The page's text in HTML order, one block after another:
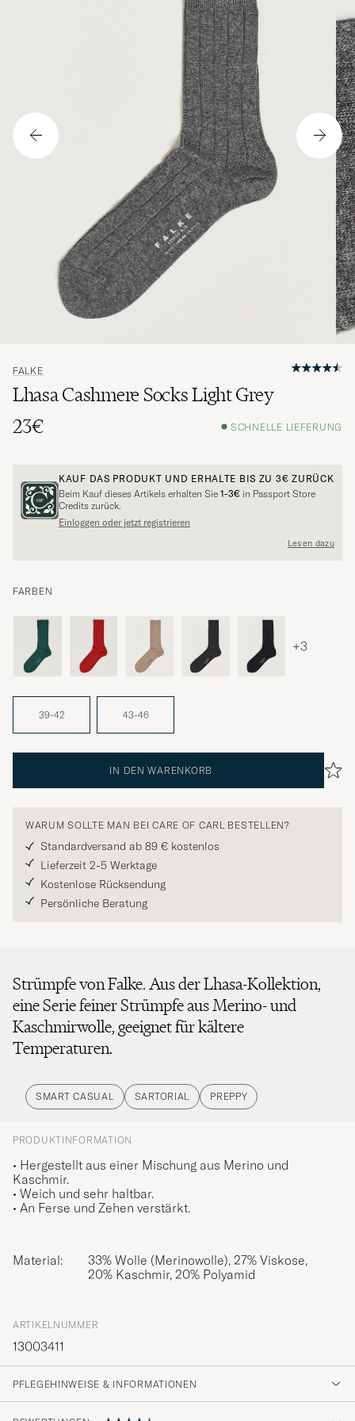
FALKE
Lhasa Cashmere Socks Light Grey
23€
SCHNELLE LIEFERUNG
KAUF DAS PRODUKT UND ERHALTE BIS ZU 3€ ZURÜCK
Beim Kauf dieses Artikels erhalten Sie 1-3€ in Passport Store
Credits zurück.
Einloggen oder jetzt registrieren
Lesen dazu
FARBEN
+3
39-42 43-46
IN DEN WARENKORB
WARUM SOLLTE MAN BEI CARE OF CARL BESTELLEN?
Standardversand ab 89 € kostenlos
Lieferzeit 2-5 Werktage
Kostenlose Rücksendung
Persönliche Beratung
Strümpfe von Falke. Aus der Lhasa-Kollektion,
eine Serie feiner Strümpfe aus Merino- und
Kaschmirwolle, geeignet für kältere
Temperaturen.
SMART CASUAL SARTORIAL PREPPY
PRODUKTINFORMATION
• Hergestellt aus einer Mischung aus Merino und
Kaschmir.
• Weich und sehr haltbar.
• An Ferse und Zehen verstärkt.
Material:
33% Wolle (Merinowolle), 27% Viskose,
20% Kaschmir, 20% Polyamid
ARTIKELNUMMER
13003411
PFLEGEHINWEISE & INFORMATIONEN